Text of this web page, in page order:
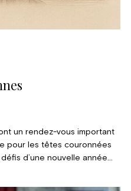
un rendez-vous important
pour les têtes couronnées
d’une nouvelle année